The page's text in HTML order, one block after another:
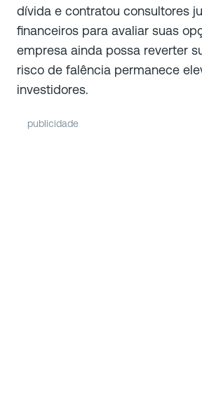
dívida e contratou consultores
financeiros para avaliar suas
empresa ainda possa reverter
risco de falência permanece
investidores.
publicidade